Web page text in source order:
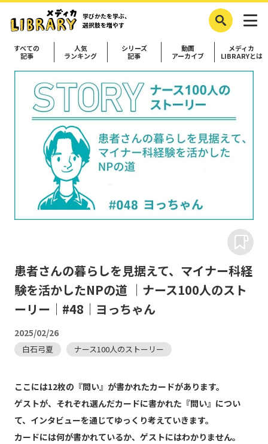
学びかたを学ぶ、
選択肢を増やす
すべての
記事
人気
ランキング
シリーズ
記事
動画
アーカイブ
メディカ
LIBRARYとは
患者さんの暮らしを見据えて、マイナー科経
験を活かしたNPの道 ｜ナース100人のスト
ーリー｜#48｜ヨっちゃん
2025/02/26
白石弓夏 ナース100人のストーリー
ここには12枚の『問い』が書かれたカードがあります。
ゲストが、それぞれ選んだカードに書かれた『問い』につい
て、インタビューを通じてゆっくり考えていきます。
カードには何が書かれているか、ゲストにはわかりません。